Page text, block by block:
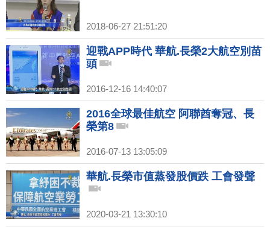
2018-06-27 21:51:20
迎戰APP時代 華航.長榮2大航空別苗
頭
2016-12-16 14:40:07
2016全球最佳航空 阿聯酋奪冠、長
榮第8
2016-07-13 13:05:09
華航.長榮市值蒸發股價跌 工會發聲
2020-03-21 13:30:10